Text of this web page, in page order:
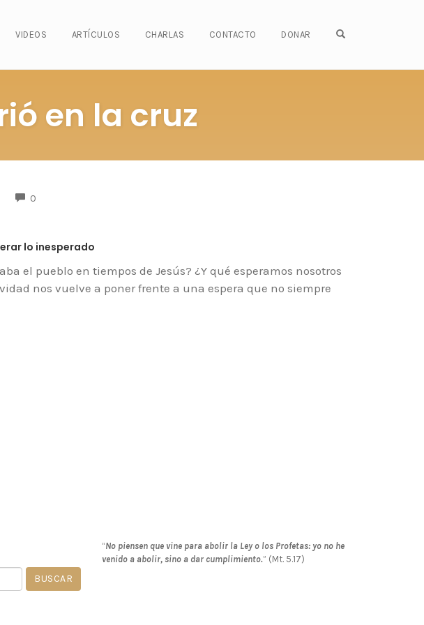
VIDEOS ARTÍCULOS CHARLAS CONTACTO DONAR
en la cruz
0
lo inesperado
el pueblo en tiempos de Jesús? ¿Y qué esperamos nosotros
nos vuelve a poner frente a una espera que no siempre
“No piensen que vine para abolir la Ley o los Profetas: yo no he
venido a abolir, sino a dar cumplimiento.” (Mt. 5.17)